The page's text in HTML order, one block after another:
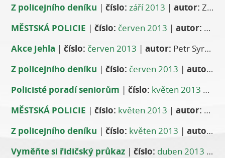
Z policejního deníku |číslo: září 2013 |autor: Za Místní oddělení Policie ČR Stodůlky npor. Jaroslav Vondra
MĚSTSKÁ POLICIE |číslo: červen 2013 |autor:
Akce Jehla |číslo: červen 2013 |autor: Petr Syrový, koordinátor protidrogové prevence, ÚMČ Praha 13
Z policejního deníku |číslo: červen 2013 |autor:
Policisté poradí seniorům |číslo: květen 2013
MĚSTSKÁ POLICIE |číslo: květen 2013 |autor:
Z policejního deníku |číslo: květen 2013 |autor:
Vyměňte si řidičský průkaz |číslo: duben 2013